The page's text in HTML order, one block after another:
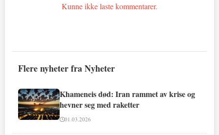
Kunne ikke laste kommentarer.
Flere nyheter fra Nyheter
Khameneis død: Iran rammet av krise og
hevner seg med raketter
01.03.2026